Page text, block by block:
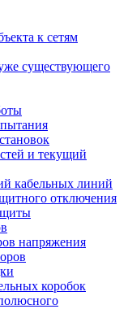
к сетям
существующего
и текущий
кабельных линий
отключения
напряжения
коробок